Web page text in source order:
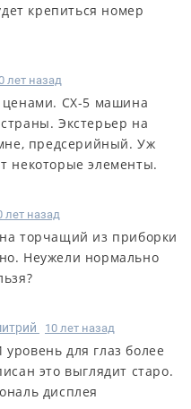
крепиться номер
лет назад
ценами. СХ-5 машина
Экстерьер на
предсерийный. Уж
некоторые элементы.
лет назад
торчащий из приборки
Неужели нормально
10 лет назад
для глаз более
это выглядит старо.
дисплея